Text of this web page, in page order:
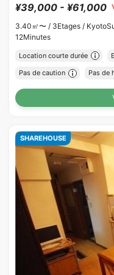
¥39,000 - ¥61,000
3.40㎡〜 / 3Etages /
12Minutes
Location courte durée
Pas de caution Pas de
SHAREHOUSE